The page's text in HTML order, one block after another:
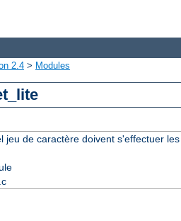
2.4 > Modules
jeu de caractère doivent s'effectuer